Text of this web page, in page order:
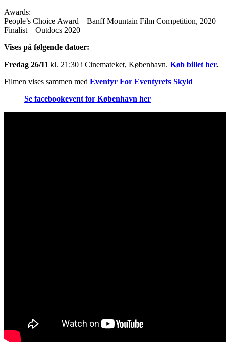
Awards:
People’s Choice Award – Banff Mountain Film Competition, 2020
Finalist – Outdocs 2020
Vises på følgende datoer:
Fredag 26/11 kl. 21:30 i Cinemateket, København. Køb billet her.
Filmen vises sammen med Eventyr For Eventyrets Skyld
Se facebookevent for København her